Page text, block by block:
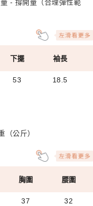
- 撐開量（合理彈性範
下擺 袖長
53 18.5
（公斤）
胸圍 腰圍
37 32